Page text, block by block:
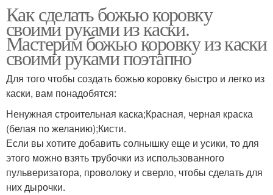
Как сделать божью коровку
своими руками из каски.
Мастерим божью коровку из каски
своими руками поэтапно
Для того чтобы создать божью коровку быстро и легко из
каски, вам понадобятся:
Ненужная строительная каска;Красная, черная краска
(белая по желанию);Кисти.
Если вы хотите добавить солнышку еще и усики, то для
этого можно взять трубочки из использованного
пульверизатора, проволоку и сверло, чтобы сделать для
них дырочки.